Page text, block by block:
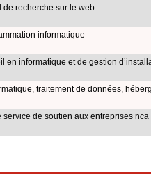
de recherche sur le web
informatique
en informatique et de gestion
traitement de données,
service de soutien aux entreprises nca